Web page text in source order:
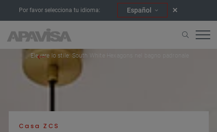
Por favor selecciona tu idioma: Español
Elevare lo stile: South White Hexagons nel bagno padronale
Casa ZCS